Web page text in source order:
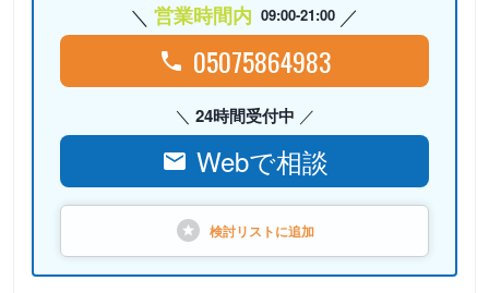
営業時間内 09:00-21:00
05075864983
24時間受付中
Webで相談
検討リストに追加